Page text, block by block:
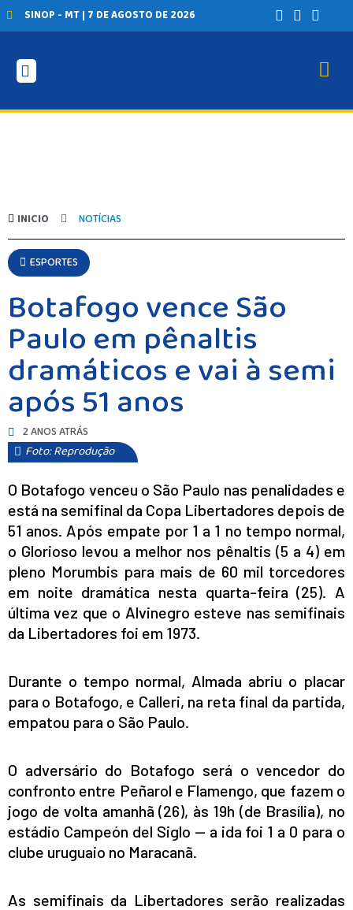
SINOP - MT | 7 DE AGOSTO DE 2026
INICIO NOTÍCIAS
ESPORTES
Botafogo vence São
Paulo em pênaltis
dramáticos e vai à semi
após 51 anos
2 ANOS ATRÁS
Foto: Reprodução
O Botafogo venceu o São Paulo nas penalidades e
está na semifinal da Copa Libertadores depois de
51 anos. Após empate por 1 a 1 no tempo normal,
o Glorioso levou a melhor nos pênaltis (5 a 4) em
pleno Morumbis para mais de 60 mil torcedores
em noite dramática nesta quarta-feira (25). A
última vez que o Alvinegro esteve nas semifinais
da Libertadores foi em 1973.
Durante o tempo normal, Almada abriu o placar
para o Botafogo, e Calleri, na reta final da partida,
empatou para o São Paulo.
O adversário do Botafogo será o vencedor do
confronto entre Peñarol e Flamengo, que fazem o
jogo de volta amanhã (26), às 19h (de Brasília), no
estádio Campeón del Siglo — a ida foi 1 a 0 para o
clube uruguaio no Maracanã.
As semifinais da Libertadores serão realizadas